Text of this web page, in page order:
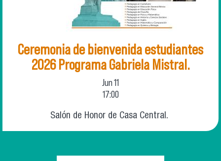
Ceremonia de bienvenida estudiantes
2026 Programa Gabriela Mistral.
Jun11
17:00
Salón de Honor de Casa Central.